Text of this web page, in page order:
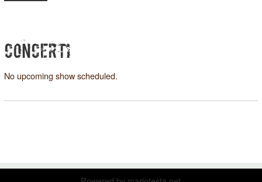
CONCERTI
No upcoming show scheduled.